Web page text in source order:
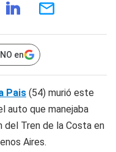
en
Pais (54) murió este
auto que manejaba
del Tren de la Costa en
Aires.